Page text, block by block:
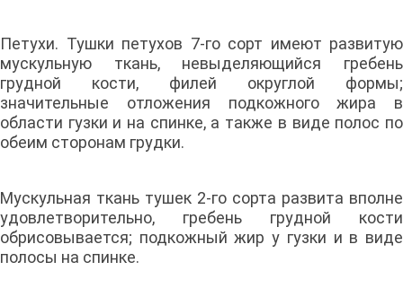
Петухи. Тушки петухов 7-го сорт имеют развитую
мускульную ткань, невыделяющийся гребень
грудной кости, филей округлой формы;
значительные отложения подкожного жира в
области гузки и на спинке, а также в виде полос по
обеим сторонам грудки.
Мускульная ткань тушек 2-го сорта развита вполне
удовлетворительно, гребень грудной кости
обрисовывается; подкожный жир у гузки и в виде
полосы на спинке.